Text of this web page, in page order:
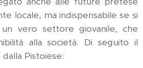
locale, ma indispensabile se si
vero settore giovanile, che
alla società. Di seguito il
Pistoiese: